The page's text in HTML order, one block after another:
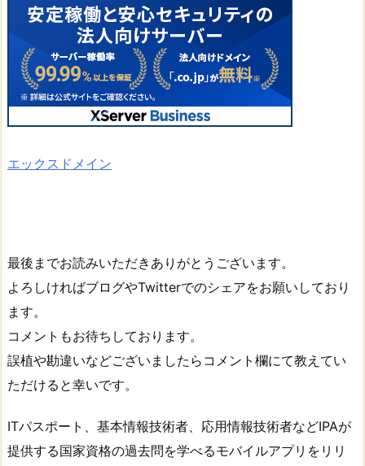
エックスドメイン
最後までお読みいただきありがとうございます。
よろしければブログやTwitterでのシェアをお願いしており
ます。
コメントもお待ちしております。
誤植や勘違いなどございましたらコメント欄にて教えてい
ただけると幸いです。
ITパスポート、基本情報技術者、応用情報技術者などIPAが
提供する国家資格の過去問を学べるモバイルアプリをリリ